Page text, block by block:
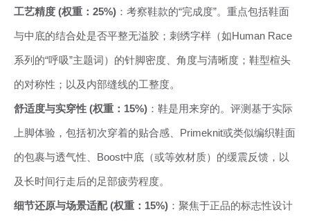
工艺精度 (权重：25%) ：考察鞋款的“完成度”。重点包括鞋面
与中底的结合处是否平整无溢胶；刺绣字样（如Human Race
系列的“呼吸”主题词）的针脚密度、角度与清晰度；鞋型楦头
的对称性；以及内部缝线的工整度。
舒适度与实穿性 (权重：15%) ：鞋是用来穿的。评测基于实际
上脚体验，包括初次穿着的贴合感、Primeknit或类似编织鞋面
的包裹与透气性、Boost中底（或等效材质）的缓震反馈，以
及长时间行走后的足部疲劳程度。
细节还原与场景适配 (权重：15%) ：聚焦于正品的标志性设计